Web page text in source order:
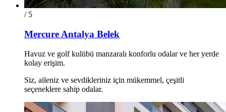
/ 5
Mercure Antalya Belek
Havuz ve golf kulübü manzaralı konforlu odalar ve her yerde
kolay erişim.
Siz, aileniz ve sevdikleriniz için mükemmel, çeşitli
seçeneklere sahip odalar.